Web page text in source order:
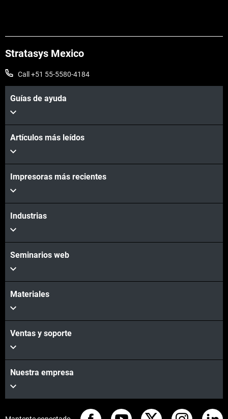
Vea más
Stratasys Mexico
Call +51 55-5580-4184
Guías de ayuda
Artículos más leídos
Impresoras más recientes
Industrias
Seminarios web
Materiales
Ventas y soporte
Nuestra empresa